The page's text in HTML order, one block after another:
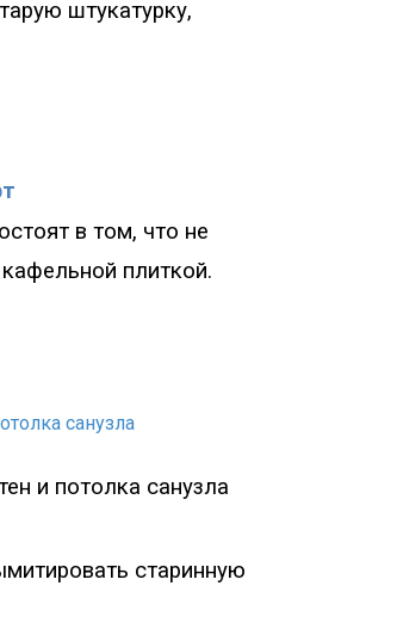
штукатурку,
в том, что не
плиткой.
и потолка санузла
старинную